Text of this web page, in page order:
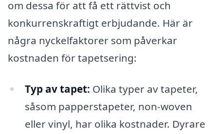
om dessa för att få ett rättvist och
konkurrenskraftigt erbjudande. Här är
några nyckelfaktorer som påverkar
kostnaden för tapetsering:
Typ av tapet: Olika typer av tapeter,
såsom papperstapeter, non-woven
eller vinyl, har olika kostnader. Dyrare